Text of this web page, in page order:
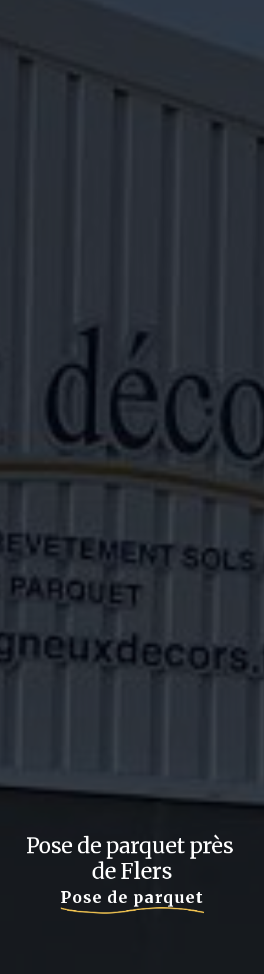
Pose de parquet près
de Flers
Pose de parquet